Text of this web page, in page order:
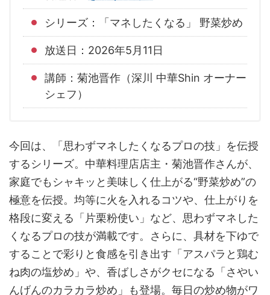
シリーズ：「マネしたくなる」 野菜炒め
放送日：2026年5月11日
講師：菊池晋作（深川 中華Shin オーナー
シェフ）
今回は、「思わずマネしたくなるプロの技」を伝授
するシリーズ。中華料理店店主・菊池晋作さんが、
家庭でもシャキッと美味しく仕上がる“野菜炒め”の
極意を伝授。均等に火を入れるコツや、仕上がりを
格段に変える「片栗粉使い」など、思わずマネした
くなるプロの技が満載です。さらに、具材を下ゆで
することで彩りと食感を引き出す「アスパラと鶏む
ね肉の塩炒め」や、香ばしさがクセになる「さやい
んげんのカラカラ炒め」も登場。毎日の炒め物がワ